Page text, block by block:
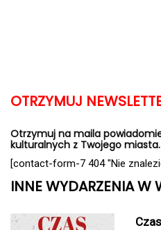
OTRZYMUJ
Otrzymuj na maila
kulturalnych z Twojego miasta.
[contact-form-7 404 "Nie
INNE WYDARZENIA W